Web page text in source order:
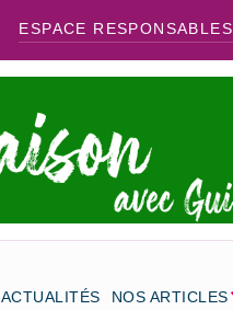
ESPACE RESPONSABLES
ACTUALITÉS NOS ARTICLES